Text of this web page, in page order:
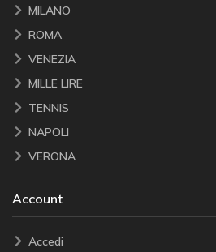
MILANO
ROMA
VENEZIA
MILLE LIRE
TENNIS
NAPOLI
VERONA
Account
Accedi